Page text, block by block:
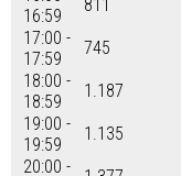
16:59
811
17:00 -
17:59
745
18:00 -
18:59
1.187
19:00 -
19:59
1.135
20:00 -